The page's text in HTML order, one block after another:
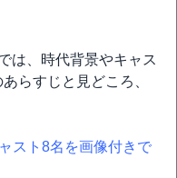
は、時代背景やキャス
らすじと見どころ、
スト8名を画像付きで